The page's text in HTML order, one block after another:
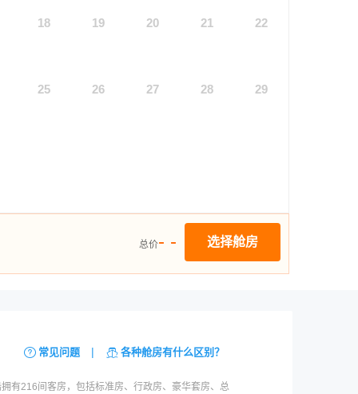
18 19 20 21 22
25 26 27 28 29
选择舱房
总价- -
常见问题 | 各种舱房有什么区别？
有216间客房，包括标准房、行政房、豪华套房、总